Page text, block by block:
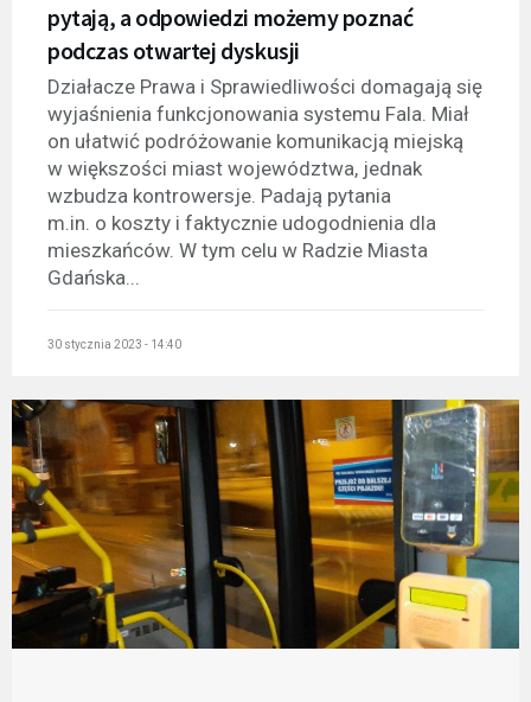
pytają, a odpowiedzi możemy poznać
podczas otwartej dyskusji
Działacze Prawa i Sprawiedliwości domagają się
wyjaśnienia funkcjonowania systemu Fala. Miał
on ułatwić podróżowanie komunikacją miejską
w większości miast województwa, jednak
wzbudza kontrowersje. Padają pytania
m.in. o koszty i faktycznie udogodnienia dla
mieszkańców. W tym celu w Radzie Miasta
Gdańska...
30 stycznia 2023 - 14:40